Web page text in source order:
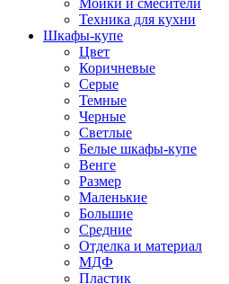
Мойки и смесители
Техника для кухни
Шкафы-купе
Цвет
Коричневые
Серые
Темные
Черные
Светлые
Белые шкафы-купе
Венге
Размер
Маленькие
Большие
Средние
Отделка и материал
МДФ
Пластик